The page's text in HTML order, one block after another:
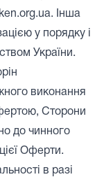
Інша
у порядку і
України.
виконання
Сторони
до чинного
Оферти.
в разі